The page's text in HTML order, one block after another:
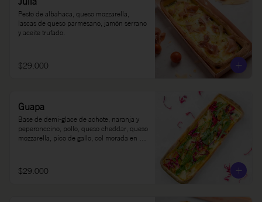
Pesto de albahaca, queso mozzarella,
lascas de queso parmesano, jamón serrano
y aceite trufado.
$29.000
Guapa
Base de demi-glace de achote, naranja y
peperonccino, pollo, queso cheddar, queso
mozzarella, pico de gallo, col morada en
$29.000